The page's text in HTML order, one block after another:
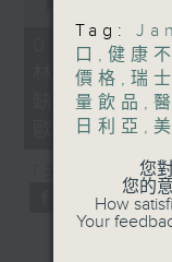
minutes,
seconds
08/08/
林美獎將
缺席、*國
歐洲足協威
「天南地北任
Tag:
口 , 健康
價格 , 瑞
量飲品 ,
日利亞 ,
您
您的
How
Your